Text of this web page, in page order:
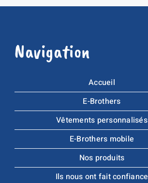
Navigation
Accueil
E-Brothers
Vêtements personnalisés
E-Brothers mobile
Nos produits
Ils nous ont fait confiance